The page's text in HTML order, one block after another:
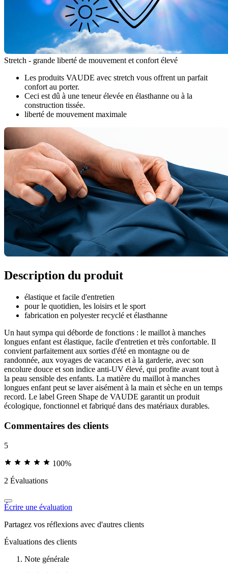
Stretch - grande liberté de mouvement et confort élevé
Les produits VAUDE avec stretch vous offrent un parfait
confort au porter.
Ceci est dû à une teneur élevée en élasthanne ou à la
construction tissée.
liberté de mouvement maximale
Description du produit
élastique et facile d'entretien
pour le quotidien, les loisirs et le sport
fabrication en polyester recyclé et élasthanne
Un haut sympa qui déborde de fonctions : le maillot à manches
longues enfant est élastique, facile d'entretien et très confortable. Il
convient parfaitement aux sorties d'été en montagne ou de
randonnée, aux voyages de vacances et à la garderie, avec son
encolure douce et son indice anti-UV élevé, qui profite avant tout à
la peau sensible des enfants. La matière du maillot à manches
longues enfant peut se laver aisément à la main et sèche en un temps
record. Le label Green Shape de VAUDE garantit un produit
écologique, fonctionnel et fabriqué dans des matériaux durables.
Commentaires des clients
5
100%
2 Évaluations
Écrire une évaluation
Partagez vos réflexions avec d'autres clients
Évaluations des clients
Note générale